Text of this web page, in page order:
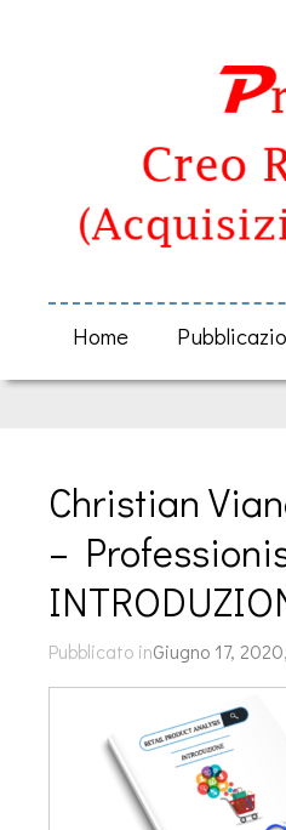
Home
Christian
–
Pubblicato inGiugno 17,